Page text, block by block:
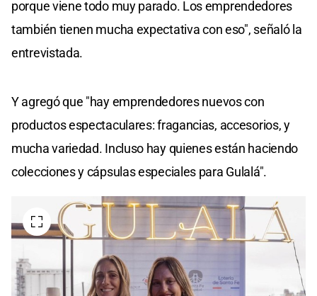
porque viene todo muy parado. Los emprendedores
también tienen mucha expectativa con eso", señaló la
entrevistada.
Y agregó que "hay emprendedores nuevos con
productos espectaculares: fragancias, accesorios, y
mucha variedad. Incluso hay quienes están haciendo
colecciones y cápsulas especiales para Gulalá".